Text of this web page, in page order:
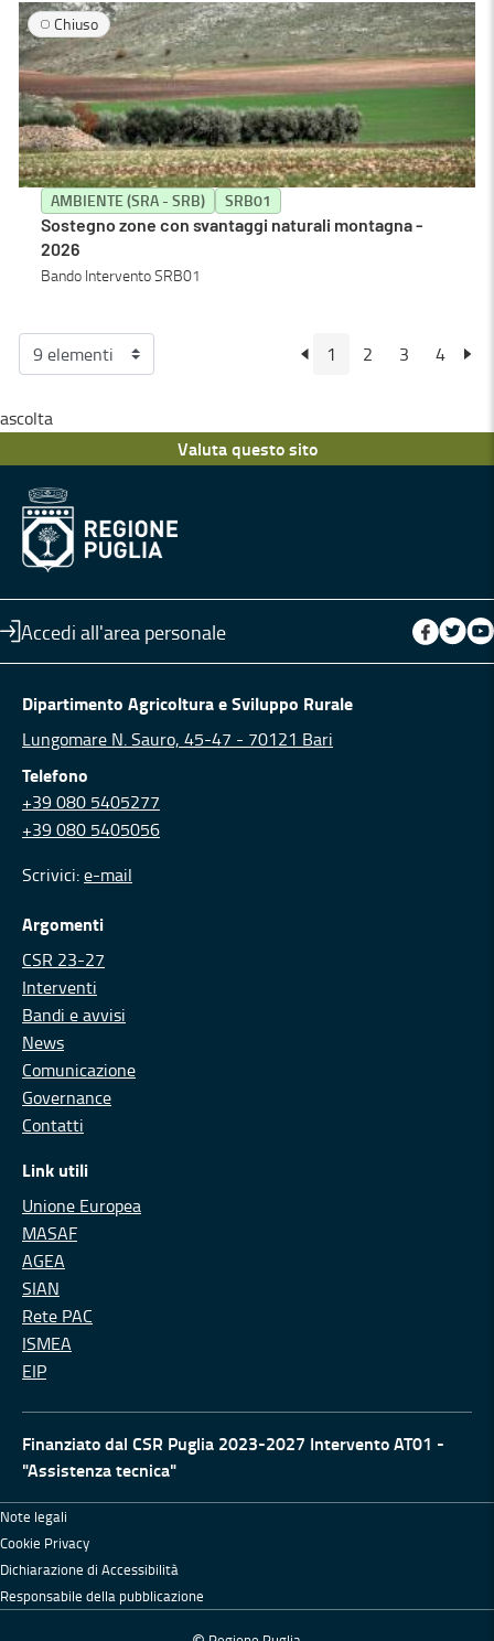
Chiuso
AMBIENTE (SRA - SRB) SRB01
Sostegno zone con svantaggi naturali montagna -
2026
Bando Intervento SRB01
1 2 3 4
ascolta
Valuta questo sito
Accedi all'area personale
Dipartimento Agricoltura e Sviluppo Rurale
Lungomare N. Sauro, 45-47 - 70121 Bari
Telefono
+39 080 5405277
+39 080 5405056
Scrivici:e-mail
Argomenti
CSR 23-27
Interventi
Bandi e avvisi
News
Comunicazione
Governance
Contatti
Link utili
Unione Europea
MASAF
AGEA
SIAN
Rete PAC
ISMEA
EIP
Finanziato dal CSR Puglia 2023-2027 Intervento AT01 -
"Assistenza tecnica"
Note legali
Cookie Privacy
Dichiarazione di Accessibilità
Responsabile della pubblicazione